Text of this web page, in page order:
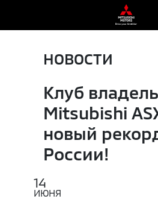
НОВОСТИ
Клуб
Mitsubishi
новый
России!
14
ИЮНЯ